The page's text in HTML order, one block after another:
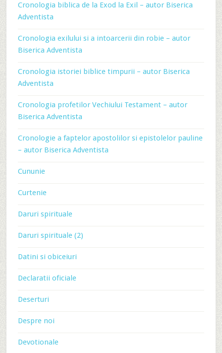
Cronologia biblica de la Exod la Exil – autor Biserica
Adventista
Cronologia exilului si a intoarcerii din robie – autor
Biserica Adventista
Cronologia istoriei biblice timpurii – autor Biserica
Adventista
Cronologia profetilor Vechiului Testament – autor
Biserica Adventista
Cronologie a faptelor apostolilor si epistolelor pauline
– autor Biserica Adventista
Cununie
Curtenie
Daruri spirituale
Daruri spirituale (2)
Datini si obiceiuri
Declaratii oficiale
Deserturi
Despre noi
Devotionale